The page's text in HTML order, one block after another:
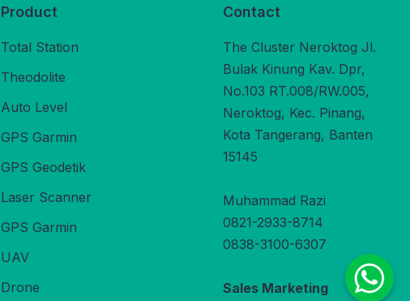
Product
Total Station
Theodolite
Auto Level
GPS Garmin
GPS Geodetik
Laser Scanner
GPS Garmin
UAV
Drone
Contact
The Cluster Neroktog Jl.
Bulak Kinung Kav. Dpr,
No.103 RT.008/RW.005,
Neroktog, Kec. Pinang,
Kota Tangerang, Banten
15145
Muhammad Razi
0821-2933-8714
0838-3100-6307
Sales Marketing